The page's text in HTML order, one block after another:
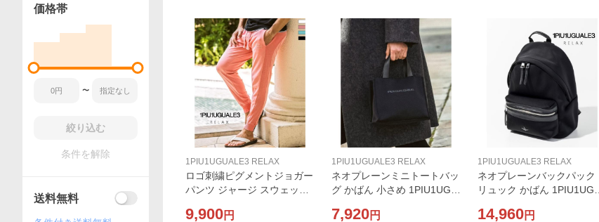
1PIU1UGUALE3 RELAX
ロゴ刺繍ピグメントジョガー
パンツ ジャージ スウェット
リム カジュアル スポーツ ル
9,900円
1PIU1UGUALE3 RELAX
ネオプレーンミニトートバッ
グ かばん 小さめ 1PIU1UGU
ンズ コンパクト ウノピゥウ
7,920円
1PIU1UGUALE3 RELAX
ネオプレーンバックパック
リュック かばん 1PIU1UGU
学 旅行 おしゃれ ウノピゥウ
14,960円
価格帯
〜
絞り込む
条件を解除
送料無料